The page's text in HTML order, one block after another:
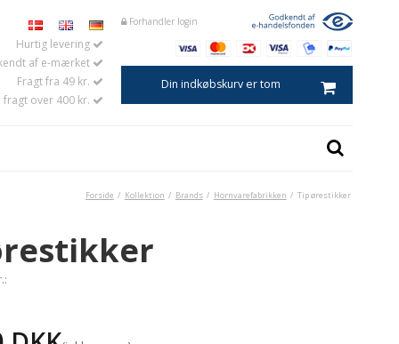
Forhandler login
Hurtig levering
af e-mærket
Fragt fra 49 kr.
fragt over 400 kr.
Din indkøbskurv er tom
Kaviarske
Æggeskeer
Forside / Kollektion / Brands / Hornvarefabrikken / Tip ørestikker